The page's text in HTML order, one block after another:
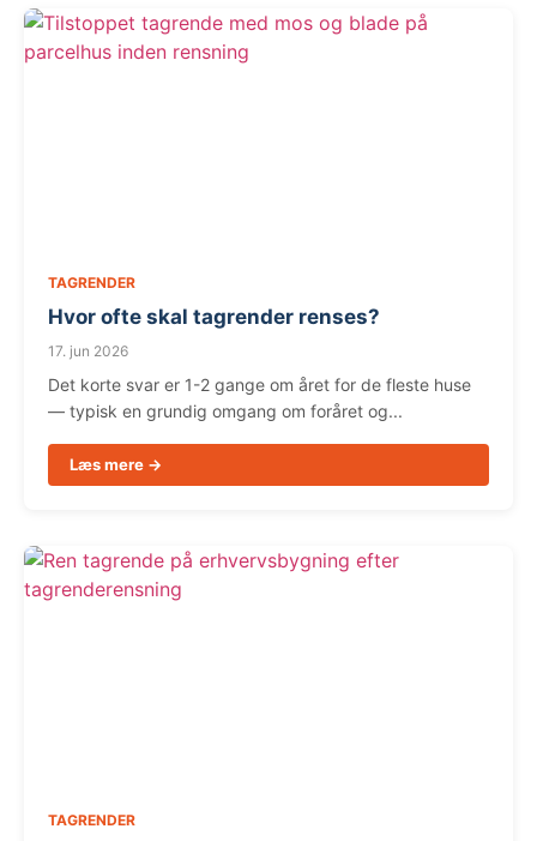
TAGRENDER
Hvor ofte skal tagrender renses?
17. jun 2026
Det korte svar er 1-2 gange om året for de fleste huse
— typisk en grundig omgang om foråret og...
Læs mere →
TAGRENDER